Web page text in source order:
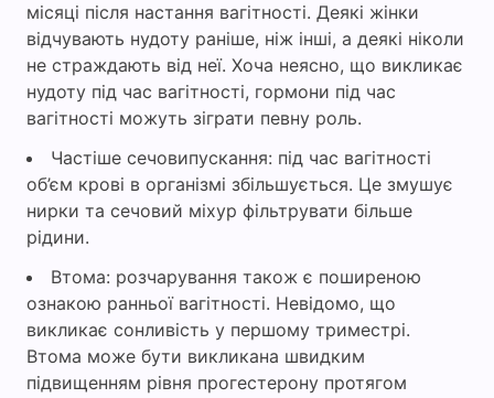
місяці після настання вагітності. Деякі жінки
відчувають нудоту раніше, ніж інші, а деякі ніколи
не страждають від неї. Хоча неясно, що викликає
нудоту під час вагітності, гормони під час
вагітності можуть зіграти певну роль.
Частіше сечовипускання: під час вагітності
об’єм крові в організмі збільшується. Це змушує
нирки та сечовий міхур фільтрувати більше
рідини.
Втома: розчарування також є поширеною
ознакою ранньої вагітності. Невідомо, що
викликає сонливість у першому триместрі.
Втома може бути викликана швидким
підвищенням рівня прогестерону протягом